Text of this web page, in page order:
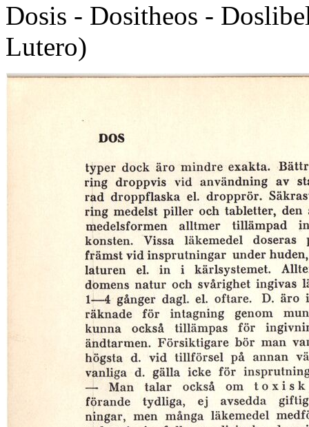
Dosis - Dositheos -
Lutero)